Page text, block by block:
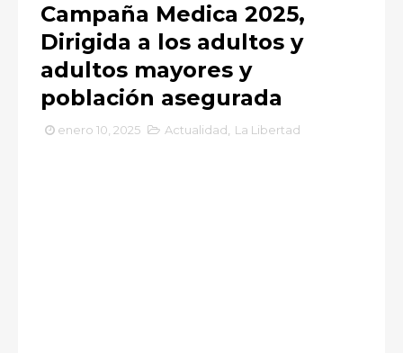
Campaña Medica 2025,
Dirigida a los adultos y
adultos mayores y
población asegurada
enero 10, 2025 Actualidad La Libertad